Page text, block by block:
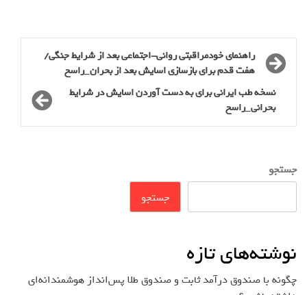
راهنمای خودمراقبتی روانی-اجتماعی بعد از شرایط جنگی/
هفت قدم برای بازسازی اسایش بعد از بحران_راسخ
نسخه طب ایرانی برای به دست آوردن اسایش در شرایط
بحرانی_راسخ
جستجو
جستجو
نوشته‌های تازه
چگونه با صندوق درآمد ثابت و صندوق طلا پس‌انداز هوشمندانه‌ای